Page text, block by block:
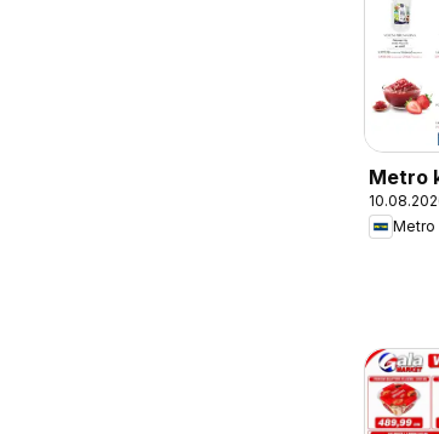
Metro
Metro